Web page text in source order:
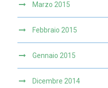
Marzo 2015
Febbraio 2015
Gennaio 2015
Dicembre 2014